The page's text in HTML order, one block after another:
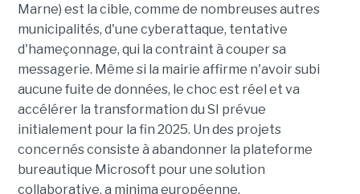
Marne) est la cible, comme de nombreuses autres
municipalités, d'une cyberattaque, tentative
d'hameçonnage, qui la contraint à couper sa
messagerie. Même si la mairie affirme n'avoir subi
aucune fuite de données, le choc est réel et va
accélérer la transformation du SI prévue
initialement pour la fin 2025. Un des projets
concernés consiste à abandonner la plateforme
bureautique Microsoft pour une solution
collaborative, a minima européenne.